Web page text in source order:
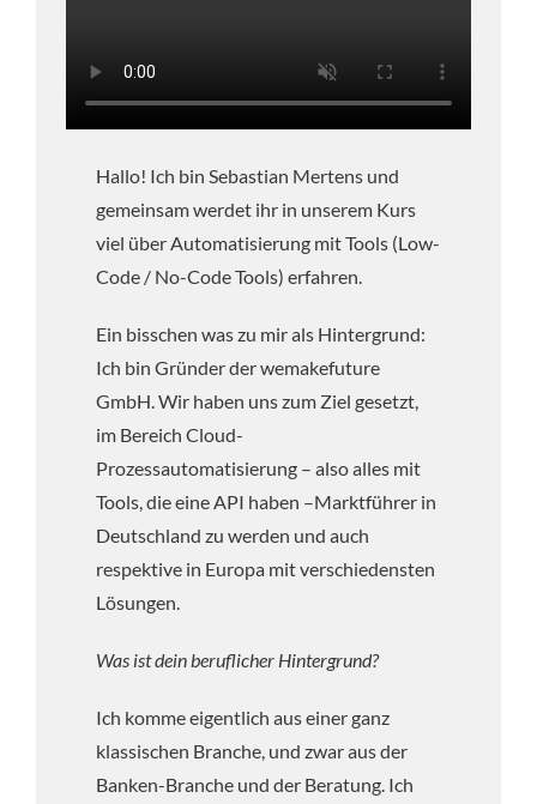
Hallo! Ich bin Sebastian Mertens und
gemeinsam werdet ihr in unserem Kurs
viel über Automatisierung mit Tools (Low-
Code / No-Code Tools) erfahren.
Ein bisschen was zu mir als Hintergrund:
Ich bin Gründer der wemakefuture
GmbH. Wir haben uns zum Ziel gesetzt,
im Bereich Cloud-
Prozessautomatisierung – also alles mit
Tools, die eine API haben –Marktführer in
Deutschland zu werden und auch
respektive in Europa mit verschiedensten
Lösungen.
Was ist dein beruflicher Hintergrund?
Ich komme eigentlich aus einer ganz
klassischen Branche, und zwar aus der
Banken-Branche und der Beratung. Ich